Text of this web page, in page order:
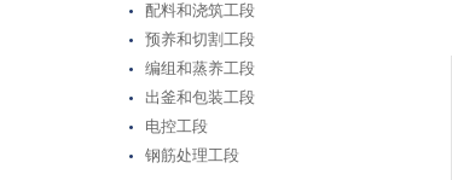
配料和浇筑工段
预养和切割工段
编组和蒸养工段
出釜和包装工段
电控工段
钢筋处理工段